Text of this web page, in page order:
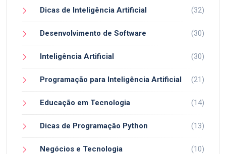
Dicas de Inteligência Artificial (32)
Desenvolvimento de Software (30)
Inteligência Artificial (30)
Programação para Inteligência Artificial (21)
Educação em Tecnologia (14)
Dicas de Programação Python (13)
Negócios e Tecnologia (10)